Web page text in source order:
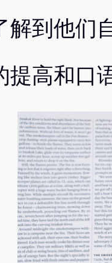
解到他们
提高和口